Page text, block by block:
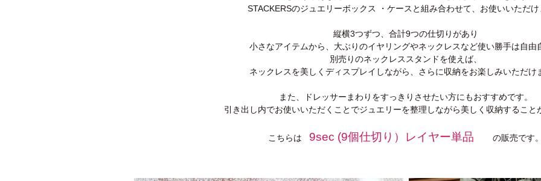
STACKERSのジュエリーボックス ・ケースと組み合わせて、お使いいただけ
縦横3つずつ、合計9つの仕切りがあり
小さなアイテムから、大ぶりのイヤリングやネックレスなど使い勝手は自由
別売りのネックレススタンドを使えば、
ネックレスを美しくディスプレイしながら、さらに収納をお楽しみいただけ
また、ドレッサーまわりをすっきりさせたい方にもおすすめです。
引き出し内でお使いいただくことでジュエリーを整理しながら美しく収納すること
こちらは 9sec (9個仕切り）レイヤー単品 の販売です